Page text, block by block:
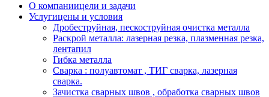
О компаниицели и задачи
Услугицены и условия
Дробеструйная, пескоструйная очистка металла
Раскрой металла: лазерная резка, плазменная резка,
лентапил
Гибка металла
Сварка : полуавтомат , ТИГ сварка, лазерная
сварка.
Зачистка сварных швов , обработка сварных швов